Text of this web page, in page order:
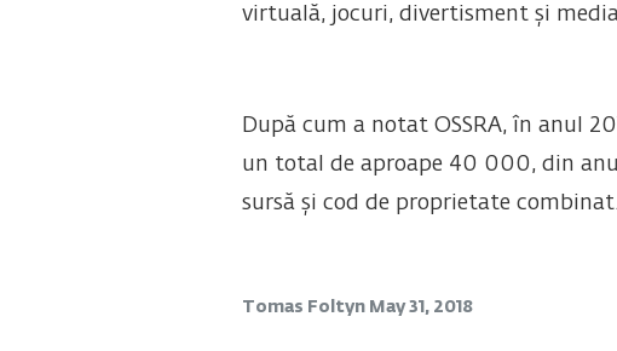
virtuală, jocuri, divertisment și
După cum a notat OSSRA, în anul
un total de aproape 40 000, din
sursă și cod de proprietate
Tomas Foltyn May 31, 2018